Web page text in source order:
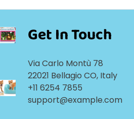
Get In Touch
Via Carlo Montù 78
22021 Bellagio CO, Italy
+11 6254 7855
support@example.com